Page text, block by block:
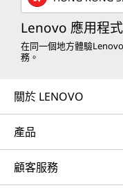
Lenovo 應用程式
在同一個地方體驗
務。
關於 LENOVO
產品
顧客服務